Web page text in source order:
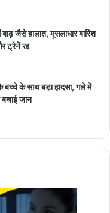
जैसे हालात, मूसलाधार बारिश
ट्रेनें रद्द
के साथ बड़ा हादसा, गले में
जान